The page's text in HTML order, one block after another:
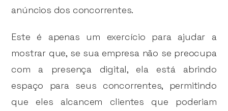
anúncios dos concorrentes.
Este é apenas um exercício para ajudar a
mostrar que, se sua empresa não se preocupa
com a presença digital, ela está abrindo
espaço para seus concorrentes, permitindo
que eles alcancem clientes que poderiam